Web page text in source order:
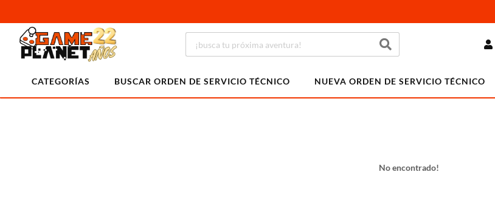
CATEGORÍAS BUSCAR ORDEN DE SERVICIO TÉCNICO NUEVA ORDEN DE SERVICIO TÉCNICO
No encontrado!